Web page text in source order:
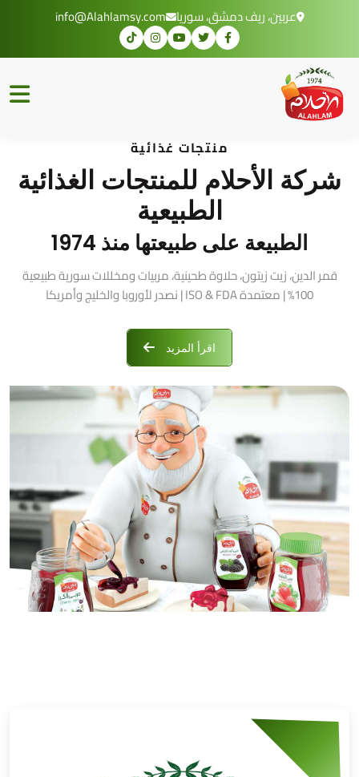
عربين، ريف دمشق، سوريا info@Alahlamsy.com
منتجات غذائية
شركة الأحلام للمنتجات الغذائية
الطبيعية
الطبيعة على طبيعتها منذ 1974
قمر الدين، زيت زيتون، حلاوة طحينية، مربيات ومخللات سورية طبيعية
100% | معتمدة ISO & FDA | نصدر لأوروبا والخليج وأمريكا
اقرأ المزيد